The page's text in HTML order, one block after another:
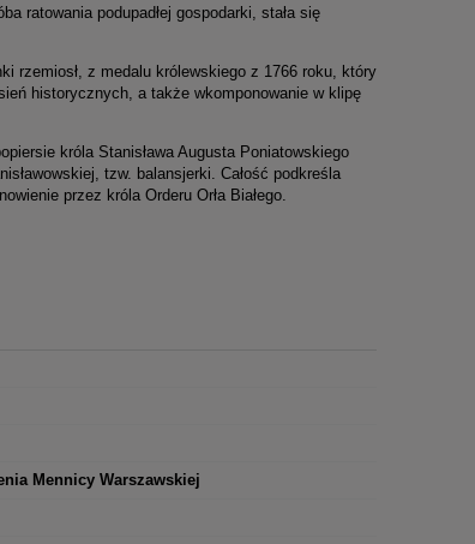
ratowania podupadłej gospodarki, stała się
rzemiosł, z medalu królewskiego z 1766 roku, który
historycznych, a także wkomponowanie w klipę
króla Stanisława Augusta Poniatowskiego
tzw. balansjerki. Całość podkreśla
przez króla Orderu Orła Białego.
Mennicy Warszawskiej